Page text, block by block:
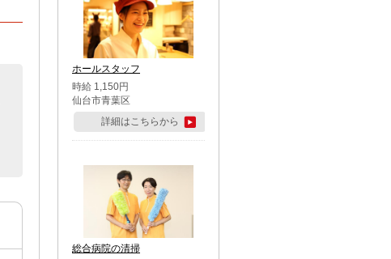
ホールスタッフ
時給 1,150円
仙台市青葉区
詳細はこちらから
総合病院の清掃